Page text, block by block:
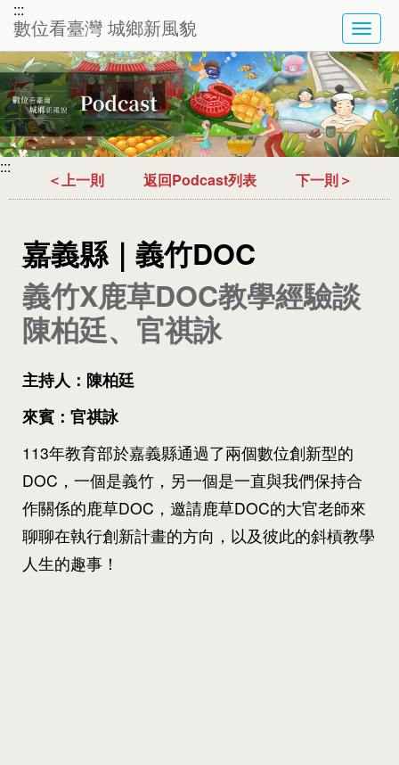
:::
數位看臺灣 城鄉新風貌
:::
＜上一則 返回Podcast列表 下一則＞
嘉義縣｜義竹DOC
義竹X鹿草DOC教學經驗談
陳柏廷、官祺詠
主持人：陳柏廷
來賓：官祺詠
113年教育部於嘉義縣通過了兩個數位創新型的
DOC，一個是義竹，另一個是一直與我們保持合
作關係的鹿草DOC，邀請鹿草DOC的大官老師來
聊聊在執行創新計畫的方向，以及彼此的斜槓教學
人生的趣事！